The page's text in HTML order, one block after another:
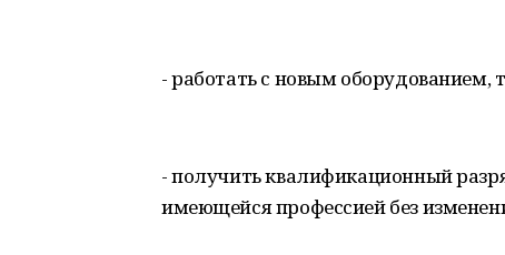
- работать с новым
- получить квалификационный
имеющейся профессией без